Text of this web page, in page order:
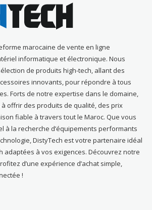
marocaine de vente en ligne
informatique et électronique. Nous
de produits high-tech, allant des
innovants, pour répondre à tous
Forts de notre expertise dans le domaine,
offrir des produits de qualité, des prix
fiable à travers tout le Maroc. Que vous
à la recherche d’équipements performants
DistyTech est votre partenaire idéal
adaptées à vos exigences. Découvrez notre
d’une expérience d’achat simple,
!